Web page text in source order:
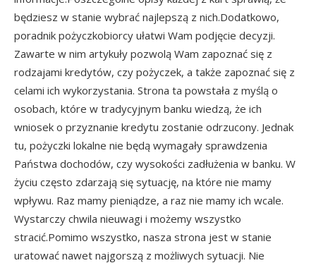
będziesz w stanie wybrać najlepszą z nich.Dodatkowo,
poradnik pożyczkobiorcy ułatwi Wam podjęcie decyzji.
Zawarte w nim artykuły pozwolą Wam zapoznać się z
rodzajami kredytów, czy pożyczek, a także zapoznać się z
celami ich wykorzystania. Strona ta powstała z myślą o
osobach, które w tradycyjnym banku wiedzą, że ich
wniosek o przyznanie kredytu zostanie odrzucony. Jednak
tu, pożyczki lokalne nie będą wymagały sprawdzenia
Państwa dochodów, czy wysokości zadłużenia w banku. W
życiu często zdarzają się sytuację, na które nie mamy
wpływu. Raz mamy pieniądze, a raz nie mamy ich wcale.
Wystarczy chwila nieuwagi i możemy wszystko
stracić.Pomimo wszystko, nasza strona jest w stanie
uratować nawet najgorszą z możliwych sytuacji. Nie